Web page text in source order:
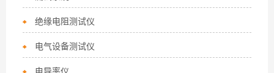
绝缘电阻测试仪
电气设备测试仪